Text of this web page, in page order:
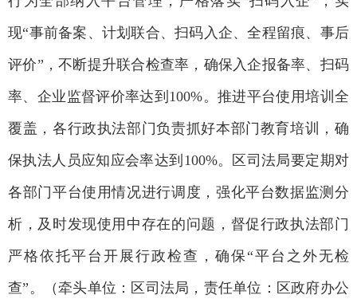
现“事前备案、计划联合、扫码入企、全程留痕、事后
评价”，不断提升联合检查率，确保入企报备率、扫码
率、企业监督评价率达到100%。推进平台使用培训全
覆盖，各行政执法部门负责抓好本部门教育培训，确
保执法人员应知应会率达到100%。区司法局要定期对
各部门平台使用情况进行调度，强化平台数据监测分
析，及时发现使用中存在的问题，督促行政执法部门
严格依托平台开展行政检查，确保“平台之外无检
查”。（牵头单位：区司法局，责任单位：区政府办公